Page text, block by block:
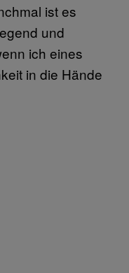
ist es
und
ich eines
in die Hände